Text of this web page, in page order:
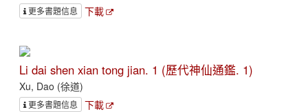
更多書題信息 下載
Li dai shen xian tong jian. 1 (歷代神仙通鑑. 1)
Xu, Dao (徐道)
更多書題信息 下載